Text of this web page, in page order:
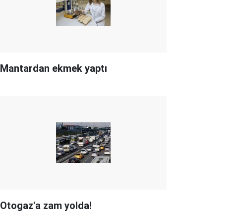
Mantardan ekmek yaptı
Otogaz'a zam yolda!